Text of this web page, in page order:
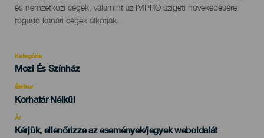
és nemzetközi cégek, valamint az IMPRO szigeti növekedésére
fogadó kanári cégek alkotják.
Kategória
Categoría
evento
Mozi És Színház
Életkor
Edad
Korhatár Nélkül
Ár
Kérjük, ellenőrizze az események/jegyek weboldalát